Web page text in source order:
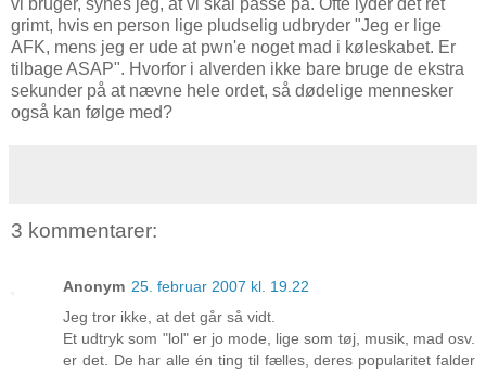
grimt, hvis en person lige pludselig udbryder "Jeg er lige
AFK, mens jeg er ude at pwn'e noget mad i køleskabet. Er
tilbage ASAP". Hvorfor i alverden ikke bare bruge de ekstra
sekunder på at nævne hele ordet, så dødelige mennesker
også kan følge med?
3 kommentarer:
Anonym 25. februar 2007 kl. 19.22
Jeg tror ikke, at det går så vidt.
Et udtryk som "lol" er jo mode, lige som tøj, musik, mad osv.
er det. De har alle én ting til fælles, deres popularitet falder